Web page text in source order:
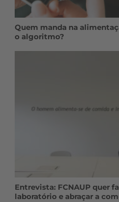
Quem manda na
o algoritmo?
Entrevista: FCNAUP quer
laboratório e abraçar a